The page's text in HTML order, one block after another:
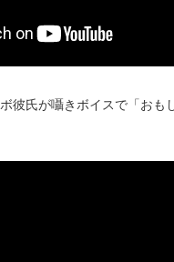
ボ彼氏が囁きボイスで「お